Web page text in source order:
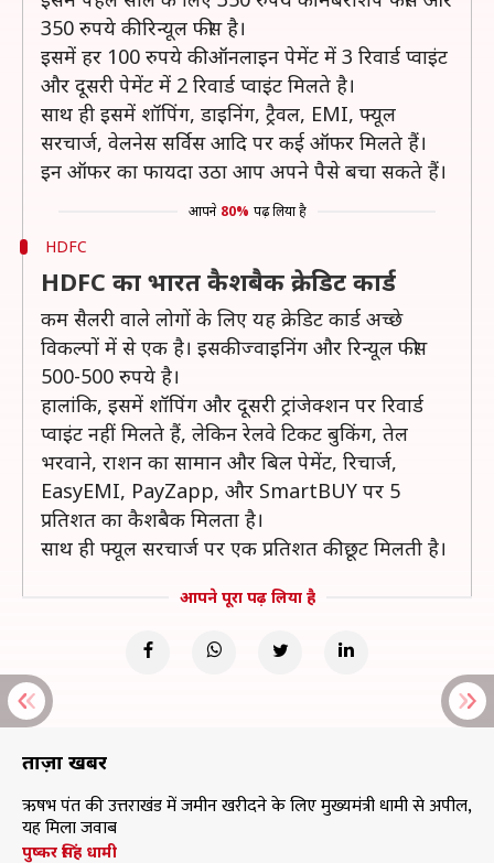
350 रुपये की रिन्यूल फीस है।
इसमें हर 100 रुपये की ऑनलाइन पेमेंट में 3 रिवार्ड प्वाइंट
और दूसरी पेमेंट में 2 रिवार्ड प्वाइंट मिलते है।
साथ ही इसमें शॉपिंग, डाइनिंग, ट्रैवल, EMI, फ्यूल
सरचार्ज, वेलनेस सर्विस आदि पर कई ऑफर मिलते हैं।
इन ऑफर का फायदा उठा आप अपने पैसे बचा सकते हैं।
आपने 80% पढ़ लिया है
HDFC
HDFC का भारत कैशबैक क्रेडिट कार्ड
कम सैलरी वाले लोगों के लिए यह क्रेडिट कार्ड अच्छे
विकल्पों में से एक है। इसकी ज्वाइनिंग और रिन्यूल फीस
500-500 रुपये है।
हालांकि, इसमें शॉपिंग और दूसरी ट्रांजेक्शन पर रिवार्ड
प्वाइंट नहीं मिलते हैं, लेकिन रेलवे टिकट बुकिंग, तेल
भरवाने, राशन का सामान और बिल पेमेंट, रिचार्ज,
EasyEMI, PayZapp, और SmartBUY पर 5
प्रतिशत का कैशबैक मिलता है।
साथ ही फ्यूल सरचार्ज पर एक प्रतिशत की छूट मिलती है।
आपने पूरा पढ़ लिया है
ताज़ा खबरें
ऋषभ पंत की उत्तराखंड में जमीन खरीदने के लिए मुख्यमंत्री धामी से अपील,
यह मिला जवाब
पुष्कर सिंह धामी